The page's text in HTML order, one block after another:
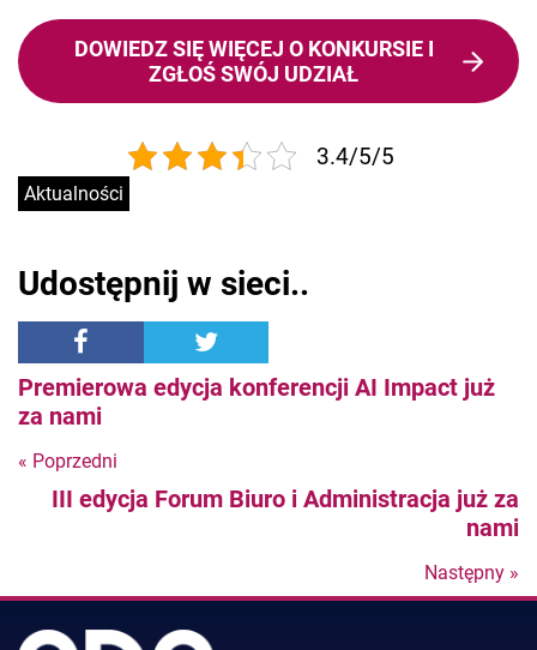
DOWIEDZ SIĘ WIĘCEJ O KONKURSIE I
ZGŁOŚ SWÓJ UDZIAŁ
3.4/5/5
Aktualności
Udostępnij w sieci..
Premierowa edycja konferencji AI Impact już
za nami
« Poprzedni
Nastepny
III edycja Forum Biuro i Administracja już za
nami
Następny »